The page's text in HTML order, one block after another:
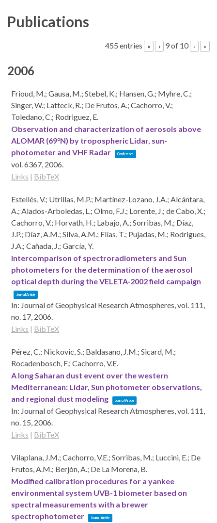
Publications
455 entries « ‹ 9 of 10 › »
2006
Frioud, M.; Gausa, M.; Stebel, K.; Hansen, G.; Myhre, C.;
Singer, W.; Latteck, R.; De Frutos, A.; Cachorro, V.;
Toledano, C.; Rodriguez, E.
Observation and characterization of aerosols above
ALOMAR (69°N) by tropospheric Lidar, sun-
photometer and VHF Radar
Conference
vol. 6367, 2006.
Links | BibTeX
Estellés, V.; Utrillas, M.P.; Martínez-Lozano, J.A.; Alcántara,
A.; Alados-Arboledas, L.; Olmo, F.J.; Lorente, J.; de Cabo, X.;
Cachorro, V.; Horvath, H.; Labajo, A.; Sorribas, M.; Díaz,
J.P.; Díaz, A.M.; Silva, A.M.; Elías, T.; Pujadas, M.; Rodrigues,
J.A.; Cañada, J.; García, Y.
Intercomparison of spectroradiometers and Sun
photometers for the determination of the aerosol
optical depth during the VELETA-2002 field campaign
Journal Article
In: Journal of Geophysical Research Atmospheres,vol. 111,
no. 17, 2006.
Links | BibTeX
Pérez, C.; Nickovic, S.; Baldasano, J.M.; Sicard, M.;
Rocadenbosch, F.; Cachorro, V.E.
A long Saharan dust event over the western
Mediterranean: Lidar, Sun photometer observations,
and regional dust modeling
Journal Article
In: Journal of Geophysical Research Atmospheres,vol. 111,
no. 15, 2006.
Links | BibTeX
Vilaplana, J.M.; Cachorro, V.E.; Sorribas, M.; Luccini, E.; De
Frutos, A.M.; Berjón, A.; De La Morena, B.
Modified calibration procedures for a yankee
environmental system UVB-1 biometer based on
spectral measurements with a brewer
spectrophotometer
Journal Article